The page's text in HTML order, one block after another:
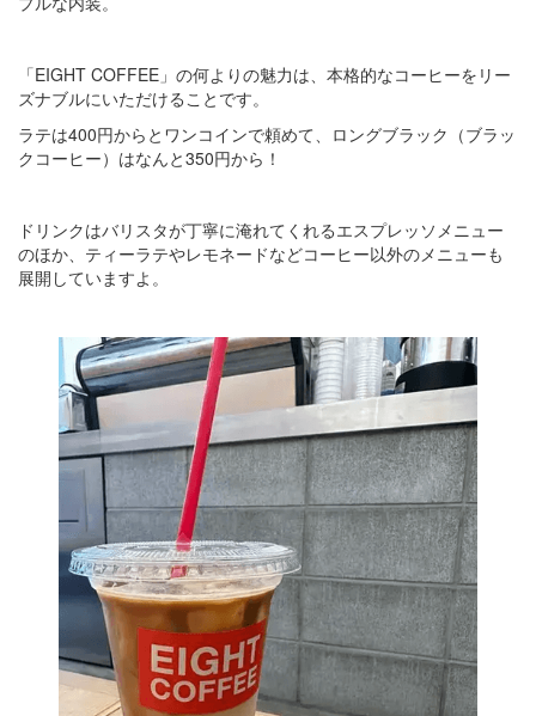
「EIGHT COFFEE」の何よりの魅力は、本格的なコーヒーをリー
ズナブルにいただけることです。
ラテは400円からとワンコインで頼めて、ロングブラック（ブラッ
クコーヒー）はなんと350円から！
ドリンクはバリスタが丁寧に淹れてくれるエスプレッソメニュー
のほか、ティーラテやレモネードなどコーヒー以外のメニューも
展開していますよ。